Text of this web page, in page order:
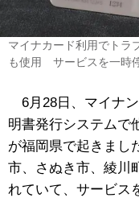
マイナカード利用でト
も使用 サービスを一時
6月28日、マイナ
明書発行システムで
が福岡県で起きまし
市、さぬき市、綾川
れていて、サービス